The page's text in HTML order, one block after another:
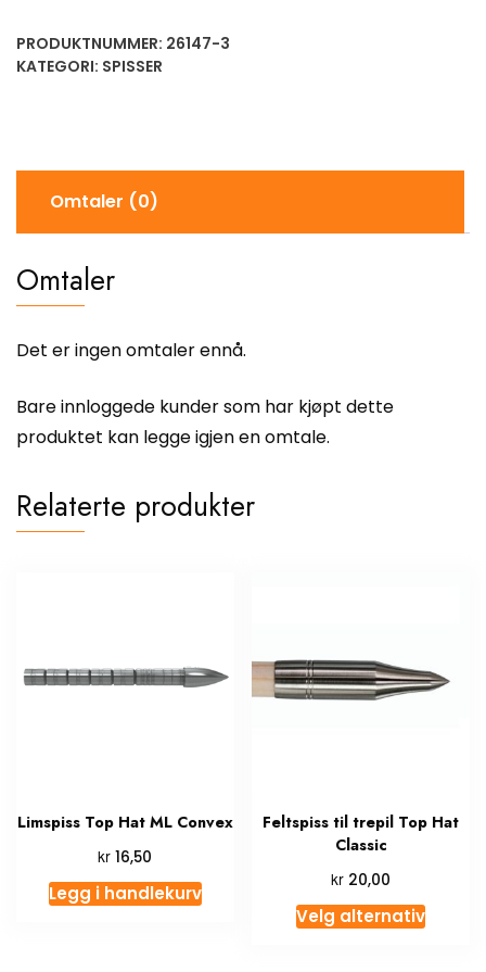
PRODUKTNUMMER: 26147-3
KATEGORI: SPISSER
Omtaler (0)
Omtaler
Det er ingen omtaler ennå.
Bare innloggede kunder som har kjøpt dette
produktet kan legge igjen en omtale.
Relaterte produkter
Limspiss Top Hat ML Convex
kr 16,50
Legg i handlekurv
Feltspiss til trepil Top Hat
Classic
kr 20,00
Velg alternativ